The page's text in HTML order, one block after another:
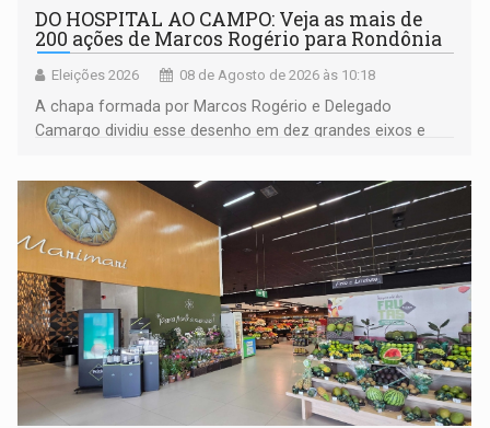
DO HOSPITAL AO CAMPO: Veja as mais de
200 ações de Marcos Rogério para Rondônia
Eleições 2026 08 de Agosto de 2026 às 10:18
A chapa formada por Marcos Rogério e Delegado
Camargo dividiu esse desenho em dez grandes eixos e